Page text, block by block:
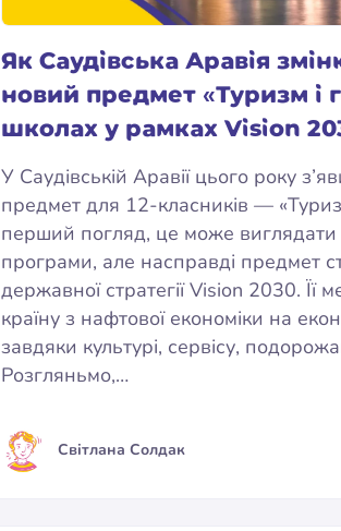
Як Саудівська Аравія
новий предмет «Туризм і
школах у рамках Vision
У Саудівській Аравії цього року
предмет для 12-класників —
перший погляд, це може виглядати
програми, але насправді предмет
державної стратегії Vision 2030. Її
країну з нафтової економіки на
завдяки культурі, сервісу,
Розгляньмо,…
Світлана Солдак